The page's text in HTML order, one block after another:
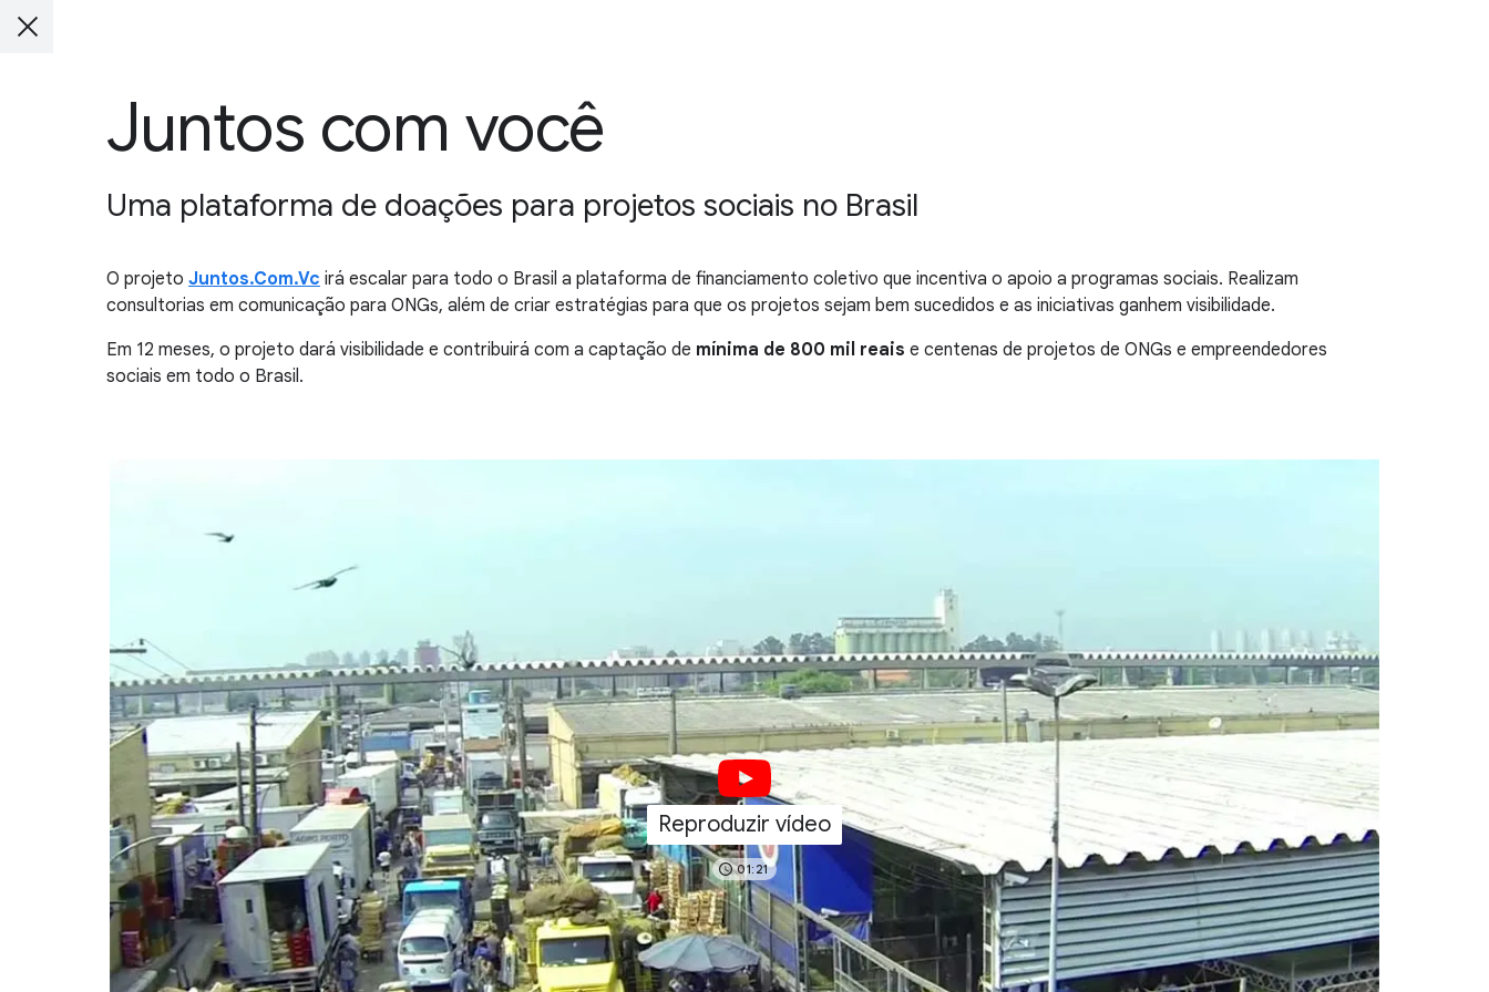
Juntos com você
Uma plataforma de doações para projetos sociais no Brasil
O projeto Juntos.Com.Vc irá escalar para todo o Brasil a plataforma de financiamento coletivo que incentiva o apoio a programas sociais. Realizam
consultorias em comunicação para ONGs, além de criar estratégias para que os projetos sejam bem sucedidos e as iniciativas ganhem visibilidade.
Em 12 meses, o projeto dará visibilidade e contribuirá com a captação de mínima de 800 mil reais e centenas de projetos de ONGs e empreendedores
sociais em todo o Brasil.
Reproduzir vídeo
01:21